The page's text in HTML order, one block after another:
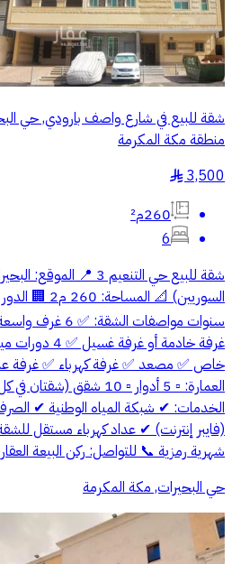
شقة للبيع في شارع واصف بارودي, حي
منطقة مكة المكرمة
3,500
§
260م²
6
شقة للبيع حي التنعيم 3
سنوات مواصفات
غرفة خادمة أو
خاص ✅ مصعد ✅ غرفة كهرباء ✅ غرفة
العمارة: ▫ 5 أدوار ▫ 10
الخدمات: ✔ شبكة المياه الوطنية ✔
(فايبر إنترنت) ✔ عداد كهرباء مستقل
شهرية رمزية 📞 للتواصل: ركن البيعة العقارية
حي البحيرات, مكة المكرمة